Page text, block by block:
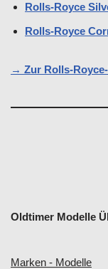
Rolls-Royce
Rolls-Royce
→ Zur Rolls-
Oldtimer Modelle
Marken - Modelle